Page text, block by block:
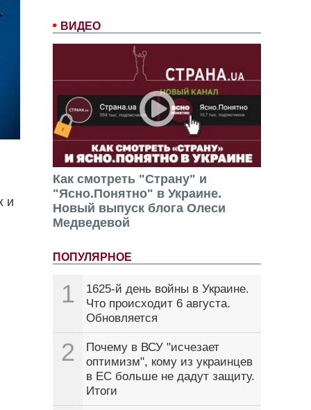
ВИДЕО
Как смотреть "Страну" и
"Ясно.Понятно" в Украине.
Новый выпуск блога Олеси
Медведевой
ПОПУЛЯРНОЕ
1
1625-й день войны в Украине.
Что происходит 6 августа.
Обновляется
2
Почему в ВСУ "исчезает
оптимизм", кому из украинцев
в ЕС больше не дадут защиту.
Итоги
и